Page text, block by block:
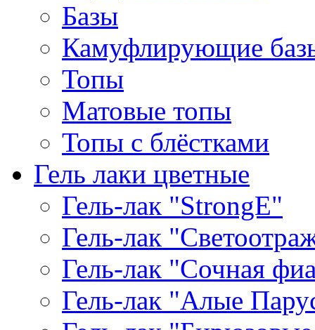
Базы
Камуфлирующие
Топы
Матовые топы
Топы с блёстками
Гель лаки цветные
Гель-лак "StrongE"
Гель-лак
Гель-лак "Сочная
Гель-лак "Алые